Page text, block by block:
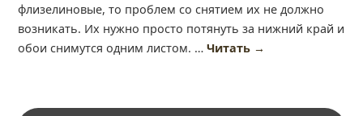
флизелиновые, то проблем со снятием их не должно
возникать. Их нужно просто потянуть за нижний край и
обои снимутся одним листом. … Читать →